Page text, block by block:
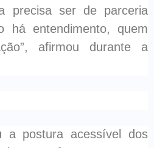
precisa ser de parceria
há entendimento, quem
afirmou durante a
a postura acessível dos